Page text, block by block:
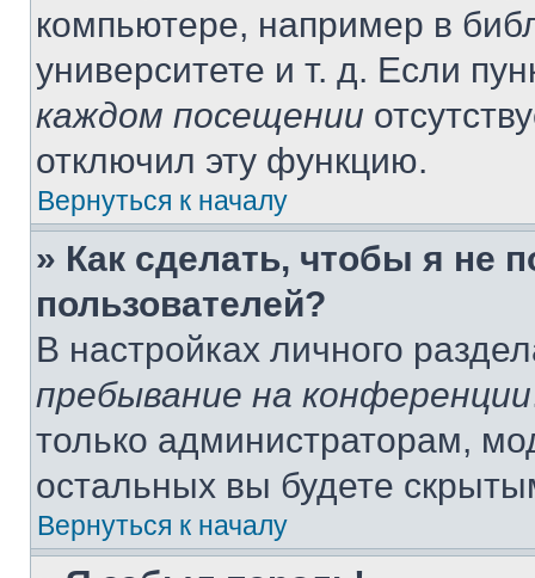
компьютере, например в
университете и т. д. Если
каждом посещении
отключил эту функцию.
Вернуться к началу
» Как сделать, чтобы я не
пользователей?
В настройках личного
пребывание на конференции
только администраторам,
остальных вы будете
Вернуться к началу